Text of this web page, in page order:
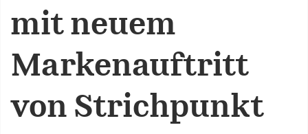
mit neuem
Markenauftritt
von Strichpunkt